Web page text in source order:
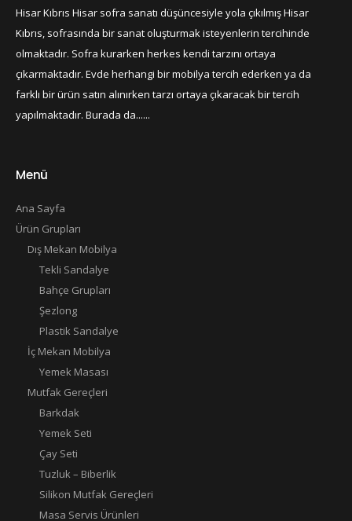
Hisar Kıbrıs Hisar sofra sanatı düşüncesiyle yola çıkılmış Hisar
Kıbrıs, sofrasında bir sanat oluşturmak isteyenlerin tercihinde
olmaktadır. Sofra kurarken herkes kendi tarzını ortaya
çıkarmaktadır. Evde herhangi bir mobilya tercih ederken ya da
farklı bir ürün satın alınırken tarzı ortaya çıkaracak bir tercih
yapılmaktadır. Burada da......
Menü
Ana Sayfa
Ürün Grupları
Dış Mekan Mobilya
Tekli Sandalye
Bahçe Grupları
Şezlong
Plastik Sandalye
İç Mekan Mobilya
Yemek Masası
Mutfak Gereçleri
Barkdak
Yemek Seti
Çay Seti
Tuzluk – Biberlik
Silikon Mutfak Gereçleri
Masa Servis Ürünleri